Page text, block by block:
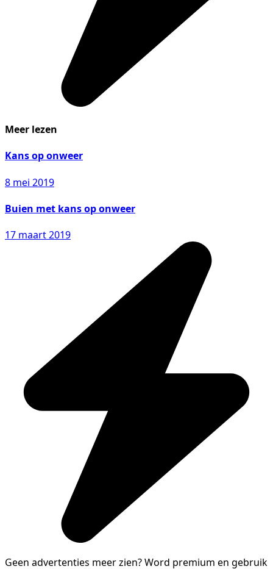
Meer lezen
Kans op onweer
8 mei 2019
Buien met kans op onweer
17 maart 2019
Geen advertenties meer zien?Word premium en gebruik